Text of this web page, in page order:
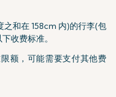
和在 158cm 内)的行李(包
收费标准。
额，可能需要支付其他费